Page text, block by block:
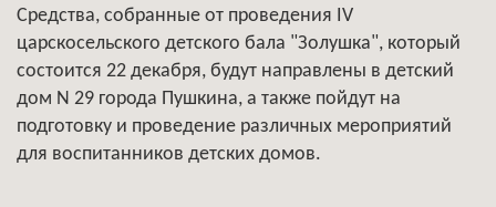
Средства, собранные от проведения IV
царскосельского детского бала "Золушка", который
состоится 22 декабря, будут направлены в детский
дом N 29 города Пушкина, а также пойдут на
подготовку и проведение различных мероприятий
для воспитанников детских домов.